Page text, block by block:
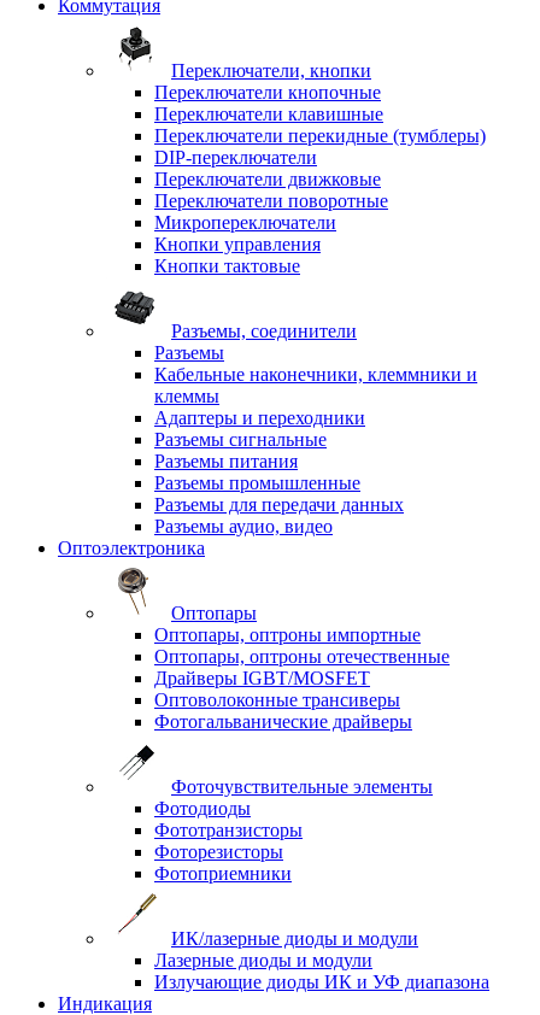
Коммутация
Переключатели, кнопки
Переключатели кнопочные
Переключатели клавишные
Переключатели перекидные (тумблеры)
DIP-переключатели
Переключатели движковые
Переключатели поворотные
Микропереключатели
Кнопки управления
Кнопки тактовые
Разъемы, соединители
Разъемы
Кабельные наконечники, клеммники и
клеммы
Адаптеры и переходники
Разъемы сигнальные
Разъемы питания
Разъемы промышленные
Разъемы для передачи данных
Разъемы аудио, видео
Оптоэлектроника
Оптопары
Оптопары, оптроны импортные
Оптопары, оптроны отечественные
Драйверы IGBT/MOSFET
Оптоволоконные трансиверы
Фотогальванические драйверы
Фоточувствительные элементы
Фотодиоды
Фототранзисторы
Фоторезисторы
Фотоприемники
ИК/лазерные диоды и модули
Лазерные диоды и модули
Излучающие диоды ИК и УФ диапазона
Индикация